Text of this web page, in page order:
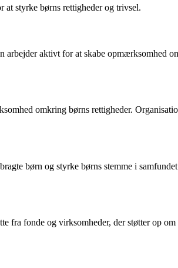
at styrke børns rettigheder og trivsel.
arbejder aktivt for at skabe opmærksomhed
omkring børns rettigheder.
børn og styrke børns stemme i
fra fonde og virksomheder, der støtter op